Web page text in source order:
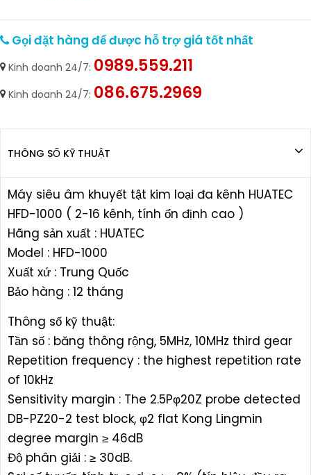
Gọi đặt hàng để được hỗ trợ giá tốt nhất
Kinh doanh 24/7: 0989.559.211
Kinh doanh 24/7: 086.675.2969
THÔNG SỐ KỸ THUẬT
Máy siêu âm khuyết tật kim loại đa kênh HUATEC
HFD-1000 ( 2-16 kênh, tính ổn định cao )
Hãng sản xuất : HUATEC
Model : HFD-1000
Xuất xứ : Trung Quốc
Bảo hàng : 12 tháng
Thông số kỹ thuật:
Tần số : băng thông rộng, 5MHz, 10MHz third gear
Repetition frequency : the highest repetition rate
of 10kHz
Sensitivity margin : The 2.5Pφ20Z probe detected
DB-PZ20-2 test block, φ2 flat Kong Lingmin
degree margin ≥ 46dB
Độ phân giải : ≥ 30dB.